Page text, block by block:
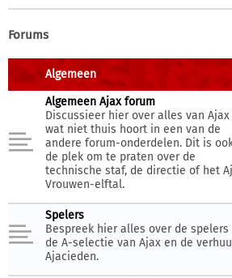
Forums
Algemeen
Algemeen Ajax forum
Discussieer hier over alles van Ajax
wat niet thuis hoort in een van de
andere forum-onderdelen. Dit is
de plek om te praten over de
technische staf, de directie of het
Vrouwen-elftal.
Spelers
Bespreek hier alles over de
de A-selectie van Ajax en de
Ajacieden.